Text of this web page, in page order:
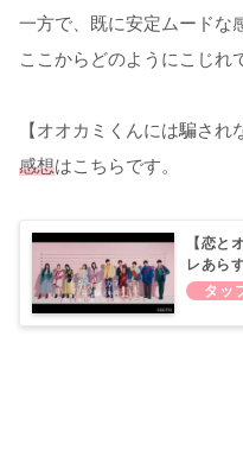
一方で、既に安定ムードな
ここからどのようにこじれ
【オオカミくんには騙され
感想はこちらです。
【恋と
レあら
く！そ